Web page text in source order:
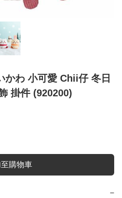
わ 小可愛 Chii仔 冬日
掛件 (920200)
至購物車
−